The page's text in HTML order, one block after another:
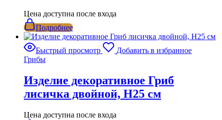
Цена доступна после входа
Подробнее
Быстрый просмотр
Добавить в избранное
Грибы
Изделие декоративное Гриб
лисичка двойной, Н25 см
Цена доступна после входа